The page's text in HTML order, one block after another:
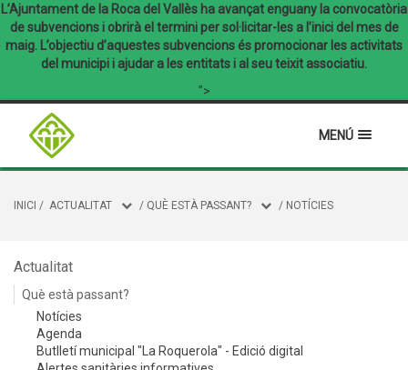
L’Ajuntament de la Roca del Vallès ha avançat enguany la convocatòria
de subvencions i obrirà el termini per sol·licitar-les a l’inici del mes de
maig. L’objectiu d’aquestes subvencions és promocionar les activitats
del municipi i ajudar a les entitats i al seu teixit associatiu.
">
MENÚ
INICI / ACTUALITAT / QUÈ ESTÀ PASSANT? / NOTÍCIES
Actualitat
Què està passant?
Notícies
Agenda
Butlletí municipal "La Roquerola" - Edició digital